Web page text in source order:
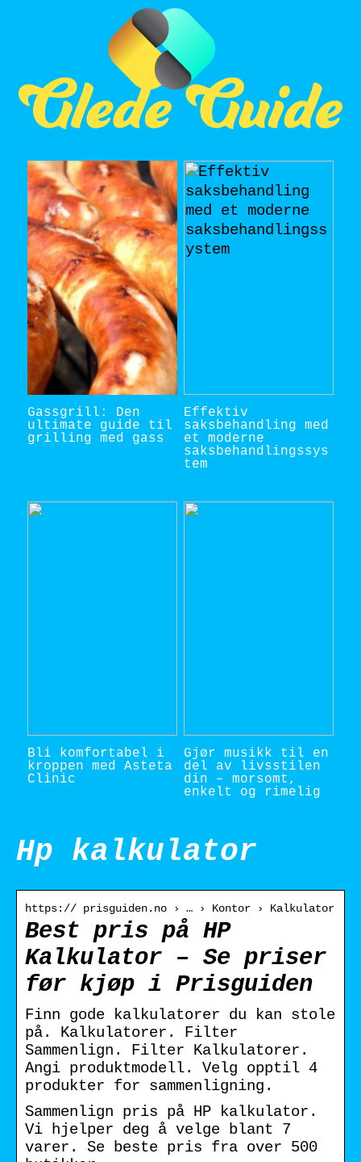
Gassgrill: Den
ultimate guide til
grilling med gass
Effektiv
saksbehandling med
et moderne
saksbehandlingssys
tem
Bli komfortabel i
kroppen med Asteta
Clinic
Gjør musikk til en
del av livsstilen
din – morsomt,
enkelt og rimelig
Hp kalkulator
https:// prisguiden.no › … › Kontor › Kalkulator
Best pris på HP
Kalkulator – Se priser
før kjøp i Prisguiden
Finn gode kalkulatorer du kan stole
på. Kalkulatorer. Filter
Sammenlign. Filter Kalkulatorer.
Angi produktmodell. Velg opptil 4
produkter for sammenligning.
Sammenlign pris på HP kalkulator.
Vi hjelper deg å velge blant 7
varer. Se beste pris fra over 500